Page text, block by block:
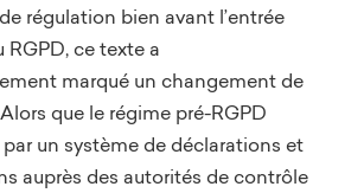
régulation bien avant l’entrée
RGPD, ce texte a
marqué un changement de
que le régime pré-RGPD
un système de déclarations et
auprès des autorités de contrôle